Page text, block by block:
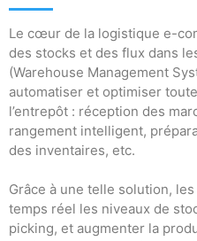
Le cœur de la logistique e-
des stocks et des flux dans
(Warehouse Management
automatiser et optimiser
l’entrepôt : réception des
rangement intelligent,
des inventaires, etc.
Grâce à une telle solution,
temps réel les niveaux de
picking, et augmenter la